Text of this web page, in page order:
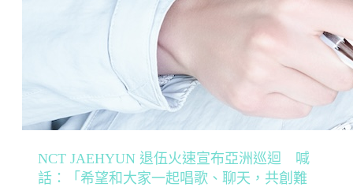
NCT JAEHYUN 退伍火速宣布亞洲巡迴 喊
話：「希望和大家一起唱歌、聊天，共創難